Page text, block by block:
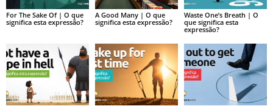
For The Sake Of | O que
significa esta expressão?
A Good Many | O que
significa esta expressão?
Waste One’s Breath | O
que significa esta
expressão?